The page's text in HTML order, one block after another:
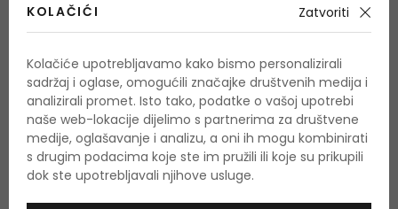
OSTALI PROIZVODI IZ ASORTIMANA
Azzaro Chrome
KOLAČIĆI Zatvoriti
Kolačiće upotrebljavamo kako bismo personalizirali
sadržaj i oglase, omogućili značajke društvenih medija i
analizirali promet. Isto tako, podatke o vašoj upotrebi
naše web-lokacije dijelimo s partnerima za društvene
medije, oglašavanje i analizu, a oni ih mogu kombinirati
s drugim podacima koje ste im pružili ili koje su prikupili
dok ste upotrebljavali njihove usluge.